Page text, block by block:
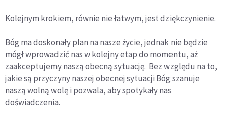
Kolejnym krokiem, równie nie łatwym, jest dziękczynienie.
Bóg ma doskonały plan na nasze życie, jednak nie będzie
mógł wprowadzić nas w kolejny etap do momentu, aż
zaakceptujemy naszą obecną sytuację. Bez względu na to,
jakie są przyczyny naszej obecnej sytuacji Bóg szanuje
naszą wolną wolę i pozwala, aby spotykały nas
doświadczenia.